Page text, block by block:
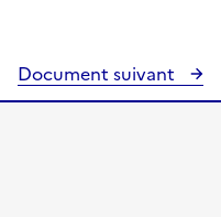
Document suivant